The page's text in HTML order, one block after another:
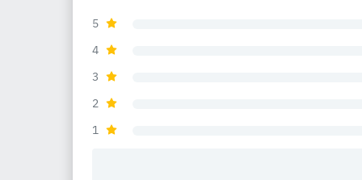
5
4
3
2
1